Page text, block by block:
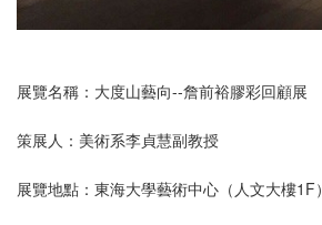
展覽名稱：大度山藝向--詹前裕膠彩回顧展
策展人：美術系李貞慧副教授
展覽地點：東海大學藝術中心（人文大樓1F）